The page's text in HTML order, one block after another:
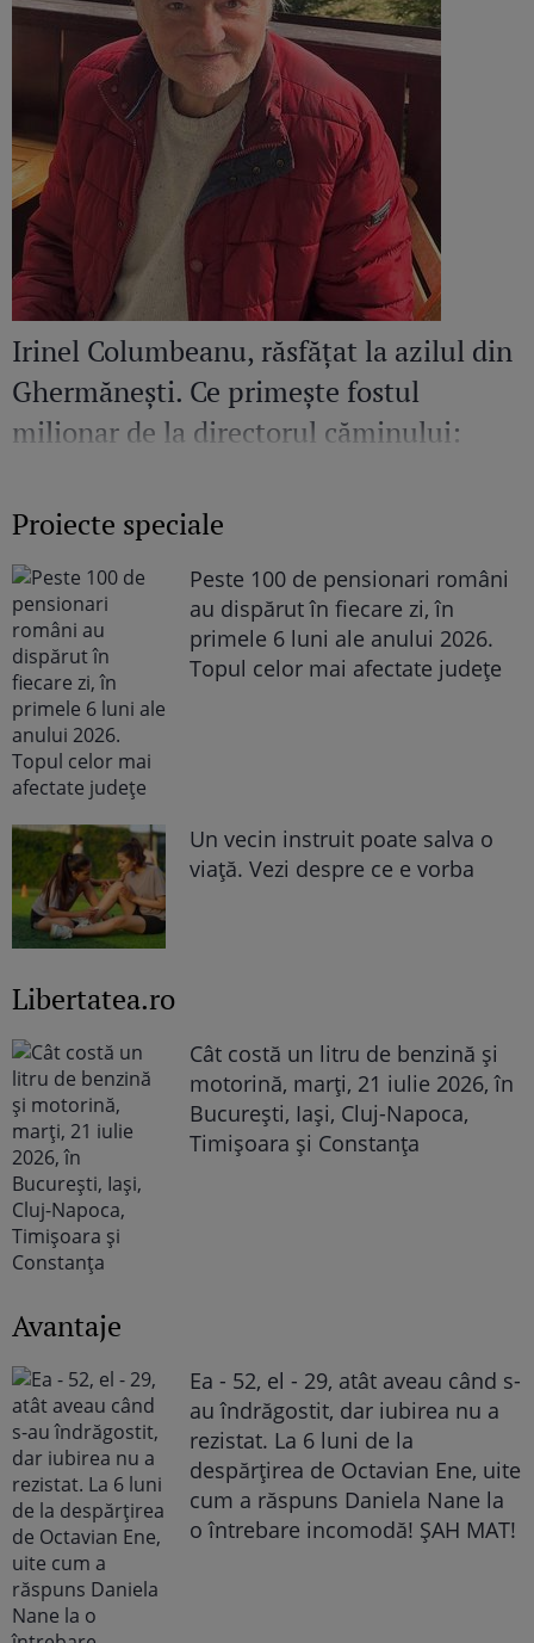
Irinel Columbeanu, răsfățat la azilul din
Ghermănești. Ce primește fostul
milionar de la directorul căminului:
Proiecte speciale
Peste 100 de pensionari români
au dispărut în fiecare zi, în
primele 6 luni ale anului 2026.
Topul celor mai afectate județe
Un vecin instruit poate salva o
viață. Vezi despre ce e vorba
Libertatea.ro
Cât costă un litru de benzină și
motorină, marți, 21 iulie 2026, în
București, Iași, Cluj-Napoca,
Timișoara și Constanța
Avantaje
Ea - 52, el - 29, atât aveau când s-
au îndrăgostit, dar iubirea nu a
rezistat. La 6 luni de la
despărțirea de Octavian Ene, uite
cum a răspuns Daniela Nane la
o întrebare incomodă! ȘAH MAT!